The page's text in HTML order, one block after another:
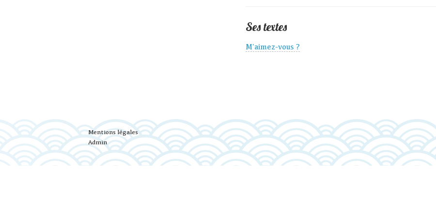
Ses textes
M'aimez-vous ?
Mentions légales
Admin